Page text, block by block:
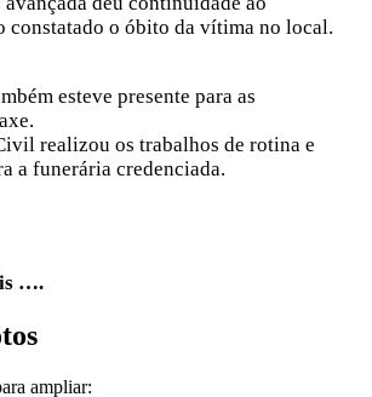
constatado o óbito da vítima no local.
esteve presente para as
realizou os trabalhos de rotina e
a funerária credenciada.
….
ampliar: